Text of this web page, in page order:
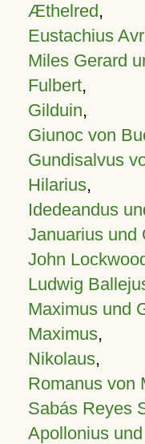
Æthelred,
Eustachius
Miles Gerard
Fulbert,
Gilduin,
Giunoc von
Gundisalvus
Hilarius,
Idedeandus
Januarius und
John
Ludwig
Maximus und
Maximus,
Nikolaus,
Romanus von
Sabás Reyes
Apollonius